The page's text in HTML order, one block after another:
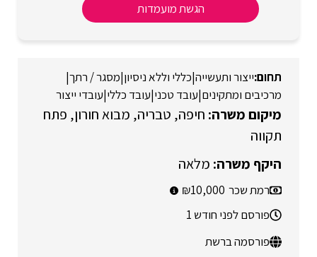
הגשת מועמדות
ייצור ותעשייה|כללי וללא ניסיון|מסגר / רתך|
מרכיבים ומתקינים|עובד טכני|עובד כללי|עובדי ייצור
חיפה טבריה מבוא חורון פתח
תקווה
מלאה
רמת שכר 10,000
פורסם לפני חודש 1
פורסמה ברשת